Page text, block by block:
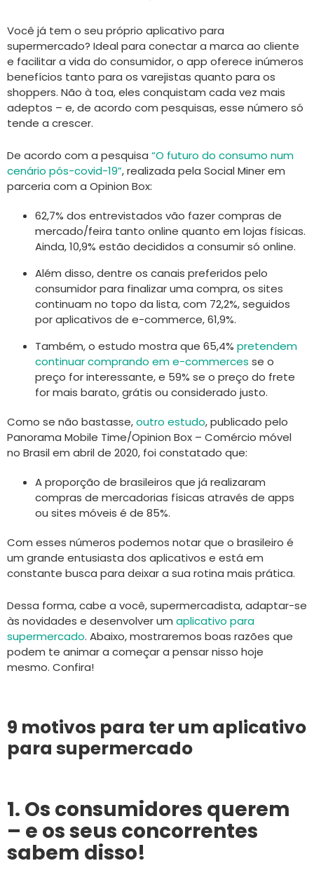
Você já tem o seu próprio aplicativo para
supermercado? Ideal para conectar a marca ao cliente
e facilitar a vida do consumidor, o app oferece inúmeros
benefícios tanto para os varejistas quanto para os
shoppers. Não à toa, eles conquistam cada vez mais
adeptos – e, de acordo com pesquisas, esse número só
tende a crescer.
De acordo com a pesquisa “O futuro do consumo num
cenário pós-covid-19”, realizada pela Social Miner em
parceria com a Opinion Box:
62,7% dos entrevistados vão fazer compras de
mercado/feira tanto online quanto em lojas físicas.
Ainda, 10,9% estão decididos a consumir só online.
Além disso, dentre os canais preferidos pelo
consumidor para finalizar uma compra, os sites
continuam no topo da lista, com 72,2%, seguidos
por aplicativos de e-commerce, 61,9%.
Também, o estudo mostra que 65,4% pretendem
continuar comprando em e-commerces se o
preço for interessante, e 59% se o preço do frete
for mais barato, grátis ou considerado justo.
Como se não bastasse,outro estudo, publicado pelo
Panorama Mobile Time/Opinion Box – Comércio móvel
no Brasil em abril de 2020, foi constatado que:
A proporção de brasileiros que já realizaram
compras de mercadorias físicas através de apps
ou sites móveis é de 85%.
Com esses números podemos notar que o brasileiro é
um grande entusiasta dos aplicativos e está em
constante busca para deixar a sua rotina mais prática.
Dessa forma, cabe a você, supermercadista, adaptar-se
às novidades e desenvolver um aplicativo para
supermercado. Abaixo, mostraremos boas razões que
podem te animar a começar a pensar nisso hoje
mesmo. Confira!
9 motivos para ter um aplicativo
para supermercado
1. Os consumidores querem
– e os seus concorrentes
sabem disso!